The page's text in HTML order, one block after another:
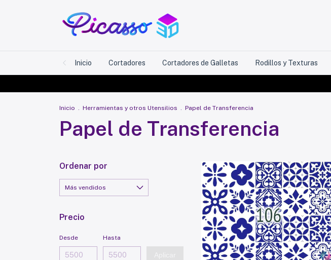
Inicio Cortadores Cortadores de Galletas Rodillos y Texturas
Inicio Herramientas y otros Utensilios Papel de Transferencia
Papel de Transferencia
Ordenar por
Precio
Desde Hasta